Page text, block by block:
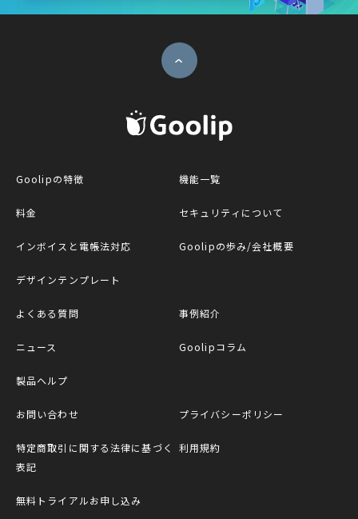
Goolipの特徴 機能一覧
料金 セキュリティについて
インボイスと電帳法対応 Goolipの歩み/会社概要
デザインテンプレート
よくある質問 事例紹介
ニュース Goolipコラム
製品ヘルプ
お問い合わせ プライバシーポリシー
特定商取引に関する法律に基づく
表記
利用規約
無料トライアルお申し込み